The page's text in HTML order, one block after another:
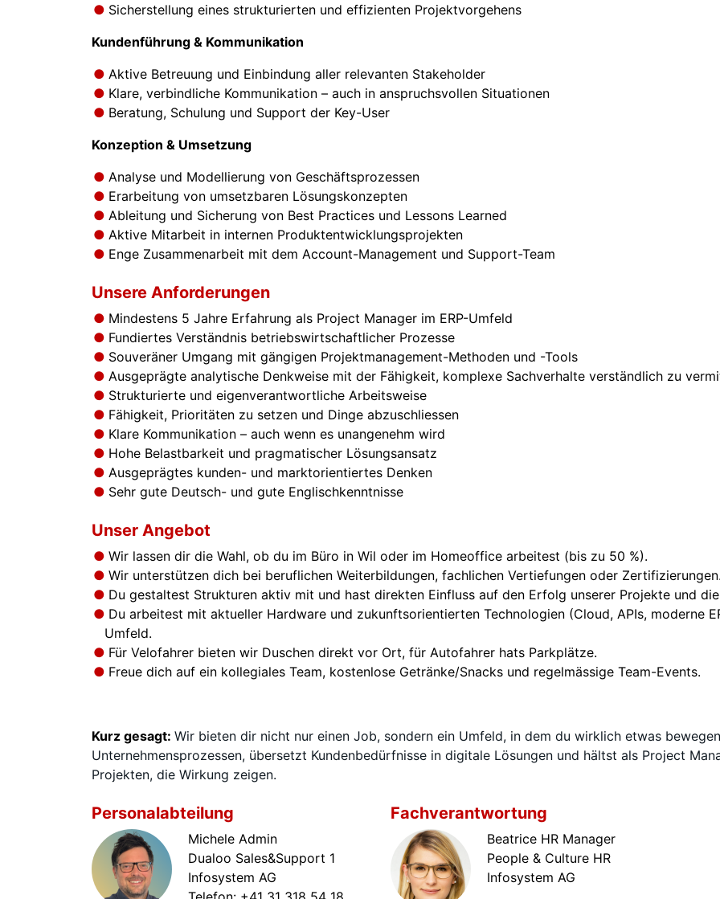
Sicherstellung eines strukturierten und effizienten Projektvorgehens
Kundenführung & Kommunikation
Aktive Betreuung und Einbindung aller relevanten Stakeholder
Klare, verbindliche Kommunikation – auch in anspruchsvollen Situationen
Beratung, Schulung und Support der Key-User
Konzeption & Umsetzung
Analyse und Modellierung von Geschäftsprozessen
Erarbeitung von umsetzbaren Lösungskonzepten
Ableitung und Sicherung von Best Practices und Lessons Learned
Aktive Mitarbeit in internen Produktentwicklungsprojekten
Enge Zusammenarbeit mit dem Account-Management und Support-Team
Unsere Anforderungen
Mindestens 5 Jahre Erfahrung als Project Manager im ERP-Umfeld
Fundiertes Verständnis betriebswirtschaftlicher Prozesse
Souveräner Umgang mit gängigen Projektmanagement-Methoden und -Tools
Ausgeprägte analytische Denkweise mit der Fähigkeit, komplexe Sachverhalte verständlich zu
Strukturierte und eigenverantwortliche Arbeitsweise
Fähigkeit, Prioritäten zu setzen und Dinge abzuschliessen
Klare Kommunikation – auch wenn es unangenehm wird
Hohe Belastbarkeit und pragmatischer Lösungsansatz
Ausgeprägtes kunden- und marktorientiertes Denken
Sehr gute Deutsch- und gute Englischkenntnisse
Unser Angebot
Wir lassen dir die Wahl, ob du im Büro in Wil oder im Homeoffice arbeitest (bis zu 50 %).
Wir unterstützen dich bei beruflichen Weiterbildungen, fachlichen Vertiefungen oder Zertifizierungen.
Du gestaltest Strukturen aktiv mit und hast direkten Einfluss auf den Erfolg unserer Projekte und
Du arbeitest mit aktueller Hardware und zukunftsorientierten Technologien (Cloud, APIs, moderne
Umfeld.
Für Velofahrer bieten wir Duschen direkt vor Ort, für Autofahrer hats Parkplätze.
Freue dich auf ein kollegiales Team, kostenlose Getränke/Snacks und regelmässige Team-Events.
Kurz gesagt: Wir bieten dir nicht nur einen Job, sondern ein Umfeld, in dem du wirklich etwas
Unternehmensprozessen, übersetzt Kundenbedürfnisse in digitale Lösungen und hältst als Project
Projekten, die Wirkung zeigen.
Personalabteilung
Michele Admin
Dualoo Sales&Support 1
Infosystem AG
Fachverantwortung
Beatrice HR Manager
People & Culture HR
Infosystem AG